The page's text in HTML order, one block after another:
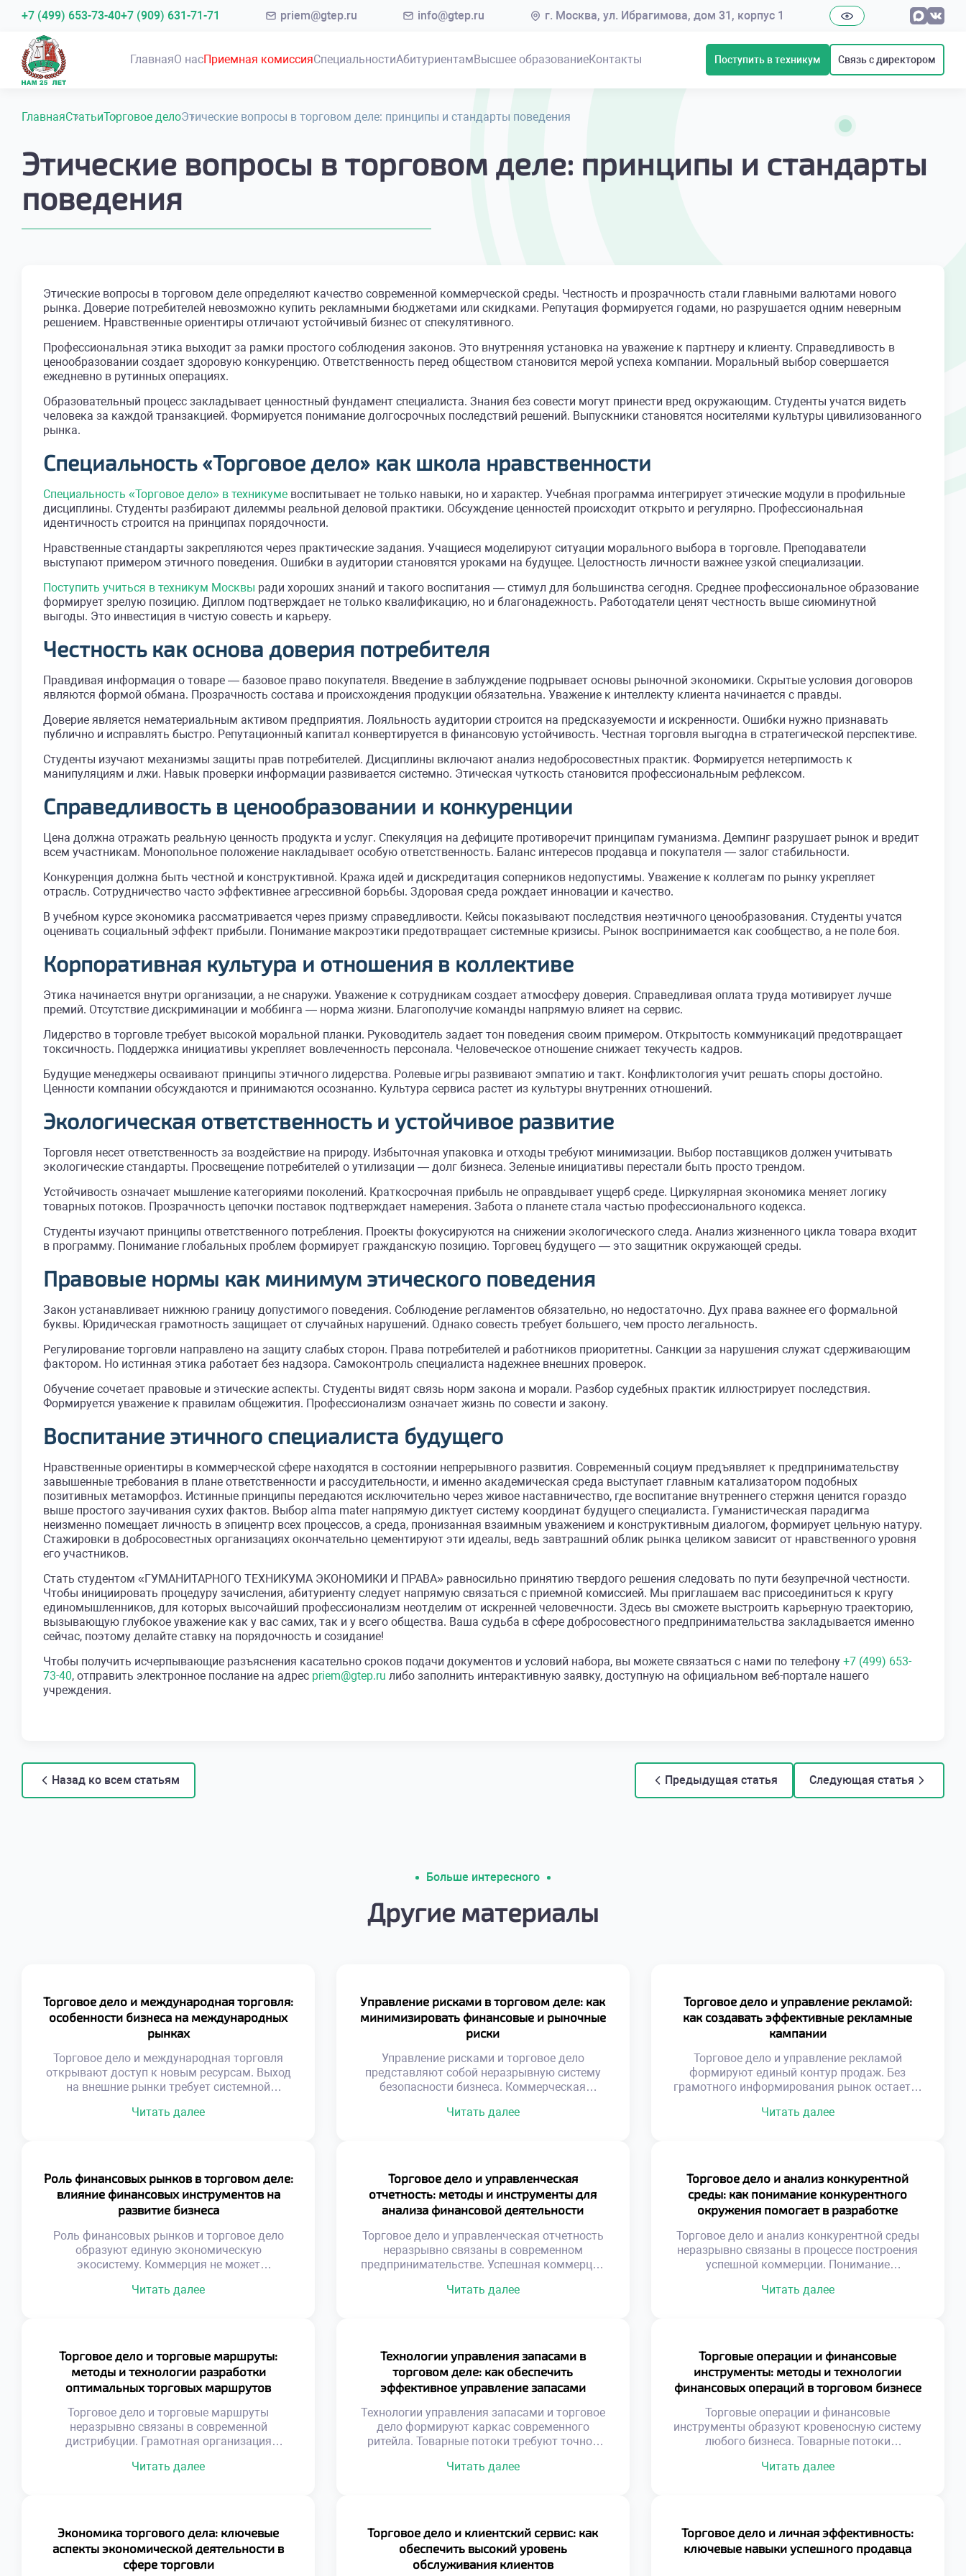
+7 (499) 653-73-40+7 (909) 631-71-71 priem@gtep.ru info@gtep.ru г. Москва, ул. Ибрагимова, дом 31, корпус 1
ГлавнаяО насПриемная комиссияСпециальностиАбитуриентам Высшее образованиеКонтакты Поступить в техникум Связь с директором
ГлавнаяСтатьиТорговое делоЭтические вопросы в торговом деле: принципы и стандарты поведения
Этические вопросы в торговом деле: принципы и стандарты
поведения
Этические вопросы в торговом деле определяют качество современной коммерческой среды. Честность и прозрачность стали главными валютами нового
рынка. Доверие потребителей невозможно купить рекламными бюджетами или скидками. Репутация формируется годами, но разрушается одним неверным
решением. Нравственные ориентиры отличают устойчивый бизнес от спекулятивного.
Профессиональная этика выходит за рамки простого соблюдения законов. Это внутренняя установка на уважение к партнеру и клиенту. Справедливость в
ценообразовании создает здоровую конкуренцию. Ответственность перед обществом становится мерой успеха компании. Моральный выбор совершается
ежедневно в рутинных операциях.
Образовательный процесс закладывает ценностный фундамент специалиста. Знания без совести могут принести вред окружающим. Студенты учатся видеть
человека за каждой транзакцией. Формируется понимание долгосрочных последствий решений. Выпускники становятся носителями культуры цивилизованного
рынка.
Специальность «Торговое дело» как школа нравственности
Специальность «Торговое дело» в техникуме воспитывает не только навыки, но и характер. Учебная программа интегрирует этические модули в профильные
дисциплины. Студенты разбирают дилеммы реальной деловой практики. Обсуждение ценностей происходит открыто и регулярно. Профессиональная
идентичность строится на принципах порядочности.
Нравственные стандарты закрепляются через практические задания. Учащиеся моделируют ситуации морального выбора в торговле. Преподаватели
выступают примером этичного поведения. Ошибки в аудитории становятся уроками на будущее. Целостность личности важнее узкой специализации.
Поступить учиться в техникум Москвы ради хороших знаний и такого воспитания — стимул для большинства сегодня. Среднее профессиональное образование
формирует зрелую позицию. Диплом подтверждает не только квалификацию, но и благонадежность. Работодатели ценят честность выше сиюминутной
выгоды. Это инвестиция в чистую совесть и карьеру.
Честность как основа доверия потребителя
Правдивая информация о товаре — базовое право покупателя. Введение в заблуждение подрывает основы рыночной экономики. Скрытые условия договоров
являются формой обмана. Прозрачность состава и происхождения продукции обязательна. Уважение к интеллекту клиента начинается с правды.
Доверие является нематериальным активом предприятия. Лояльность аудитории строится на предсказуемости и искренности. Ошибки нужно признавать
публично и исправлять быстро. Репутационный капитал конвертируется в финансовую устойчивость. Честная торговля выгодна в стратегической перспективе.
Студенты изучают механизмы защиты прав потребителей. Дисциплины включают анализ недобросовестных практик. Формируется нетерпимость к
манипуляциям и лжи. Навык проверки информации развивается системно. Этическая чуткость становится профессиональным рефлексом.
Справедливость в ценообразовании и конкуренции
Цена должна отражать реальную ценность продукта и услуг. Спекуляция на дефиците противоречит принципам гуманизма. Демпинг разрушает рынок и вредит
всем участникам. Монопольное положение накладывает особую ответственность. Баланс интересов продавца и покупателя — залог стабильности.
Конкуренция должна быть честной и конструктивной. Кража идей и дискредитация соперников недопустимы. Уважение к коллегам по рынку укрепляет
отрасль. Сотрудничество часто эффективнее агрессивной борьбы. Здоровая среда рождает инновации и качество.
В учебном курсе экономика рассматривается через призму справедливости. Кейсы показывают последствия неэтичного ценообразования. Студенты учатся
оценивать социальный эффект прибыли. Понимание макроэтики предотвращает системные кризисы. Рынок воспринимается как сообщество, а не поле боя.
Корпоративная культура и отношения в коллективе
Этика начинается внутри организации, а не снаружи. Уважение к сотрудникам создает атмосферу доверия. Справедливая оплата труда мотивирует лучше
премий. Отсутствие дискриминации и моббинга — норма жизни. Благополучие команды напрямую влияет на сервис.
Лидерство в торговле требует высокой моральной планки. Руководитель задает тон поведения своим примером. Открытость коммуникаций предотвращает
токсичность. Поддержка инициативы укрепляет вовлеченность персонала. Человеческое отношение снижает текучесть кадров.
Будущие менеджеры осваивают принципы этичного лидерства. Ролевые игры развивают эмпатию и такт. Конфликтология учит решать споры достойно.
Ценности компании обсуждаются и принимаются осознанно. Культура сервиса растет из культуры внутренних отношений.
Экологическая ответственность и устойчивое развитие
Торговля несет ответственность за воздействие на природу. Избыточная упаковка и отходы требуют минимизации. Выбор поставщиков должен учитывать
экологические стандарты. Просвещение потребителей о утилизации — долг бизнеса. Зеленые инициативы перестали быть просто трендом.
Устойчивость означает мышление категориями поколений. Краткосрочная прибыль не оправдывает ущерб среде. Циркулярная экономика меняет логику
товарных потоков. Прозрачность цепочки поставок подтверждает намерения. Забота о планете стала частью профессионального кодекса.
Студенты изучают принципы ответственного потребления. Проекты фокусируются на снижении экологического следа. Анализ жизненного цикла товара входит
в программу. Понимание глобальных проблем формирует гражданскую позицию. Торговец будущего — это защитник окружающей среды.
Правовые нормы как минимум этического поведения
Закон устанавливает нижнюю границу допустимого поведения. Соблюдение регламентов обязательно, но недостаточно. Дух права важнее его формальной
буквы. Юридическая грамотность защищает от случайных нарушений. Однако совесть требует большего, чем просто легальность.
Регулирование торговли направлено на защиту слабых сторон. Права потребителей и работников приоритетны. Санкции за нарушения служат сдерживающим
фактором. Но истинная этика работает без надзора. Самоконтроль специалиста надежнее внешних проверок.
Обучение сочетает правовые и этические аспекты. Студенты видят связь норм закона и морали. Разбор судебных практик иллюстрирует последствия.
Формируется уважение к правилам общежития. Профессионализм означает жизнь по совести и закону.
Воспитание этичного специалиста будущего
Нравственные ориентиры в коммерческой сфере находятся в состоянии непрерывного развития. Современный социум предъявляет к предпринимательству
завышенные требования в плане ответственности и рассудительности, и именно академическая среда выступает главным катализатором подобных
позитивных метаморфоз. Истинные принципы передаются исключительно через живое наставничество, где воспитание внутреннего стержня ценится гораздо
выше простого заучивания сухих фактов. Выбор alma mater напрямую диктует систему координат будущего специалиста. Гуманистическая парадигма
неизменно помещает личность в эпицентр всех процессов, а среда, пронизанная взаимным уважением и конструктивным диалогом, формирует цельную натуру.
Стажировки в добросовестных организациях окончательно цементируют эти идеалы, ведь завтрашний облик рынка целиком зависит от нравственного уровня
его участников.
Стать студентом «ГУМАНИТАРНОГО ТЕХНИКУМА ЭКОНОМИКИ И ПРАВА» равносильно принятию твердого решения следовать по пути безупречной честности.
Чтобы инициировать процедуру зачисления, абитуриенту следует напрямую связаться с приемной комиссией. Мы приглашаем вас присоединиться к кругу
единомышленников, для которых высочайший профессионализм неотделим от искренней человечности. Здесь вы сможете выстроить карьерную траекторию,
вызывающую глубокое уважение как у вас самих, так и у всего общества. Ваша судьба в сфере добросовестного предпринимательства закладывается именно
сейчас, поэтому делайте ставку на порядочность и созидание!
Чтобы получить исчерпывающие разъяснения касательно сроков подачи документов и условий набора, вы можете связаться с нами по телефону +7 (499) 653-
73-40, отправить электронное послание на адрес priem@gtep.ru либо заполнить интерактивную заявку, доступную на официальном веб-портале нашего
учреждения.
Назад ко всем статьям Предыдущая статья Следующая статья
Больше интересного
Другие материалы
Торговое дело и международная торговля:
особенности бизнеса на международных
рынках
Торговое дело и международная торговля
открывают доступ к новым ресурсам. Выход
на внешние рынки требует системной
перестают быть барьером для обмена.
различия влияют на восприятие товаров. То,
что популярно дома, может не сработать за
рубежом. Понимание менталитета
иностранного […]
Читать далее
Управление рисками в торговом деле: как
минимизировать финансовые и рыночные
риски
Управление рисками и торговое дело
представляют собой неразрывную систему
безопасности бизнеса. Коммерческая
неопределенностью внешних факторов.
Системный подход защищает активы
предприятия надежно. Риски делятся на
финансовые рыночные и операционные.
Каждый тип требует уникальных методов
нейтрализации. Безопасность торговли
строится на […]
Читать далее
Торговое дело и управление рекламой:
как создавать эффективные рекламные
кампании
Торговое дело и управление рекламой
формируют единый контур продаж. Без
грамотного информирования рынок остается
потребностью аудитории. Рекламный
шуме. Эффективность кампании измеряется
конкретными показателями. Творчество
подчиняется коммерческим целям бизнеса.
Эмоциональный резонанс усиливает
рациональные аргументы. Целостность
образа важнее отдельных креативов. Успех
приходит […]
Читать далее
Роль финансовых рынков в торговом деле:
влияние финансовых инструментов на
развитие бизнеса
Роль финансовых рынков и торговое дело
образуют единую экономическую
экосистему. Коммерция не может
Денежные потоки питают товарные операции
деятельности. Инвестиции позволяют
расширять ассортимент и географию.
Хеджирование защищает маржу от внешних
шоков. Понимание рынка капитала отличает
предпринимателя от […]
Читать далее
Торговое дело и управленческая
отчетность: методы и инструменты для
анализа финансовой деятельности
Торговое дело и управленческая отчетность
неразрывно связаны в современном
предпринимательстве. Успешная коммерция
принятия решений. Интуитивное управление
данных невозможно планировать развитие
эффективно. Отчетность трансформирует
хаос операций в структурированную систему.
Менеджеры получают ясную картину
происходящих процессов. Цифры становятся
языком общения […]
Читать далее
Торговое дело и анализ конкурентной
среды: как понимание конкурентного
окружения помогает в разработке
Торговое дело и анализ конкурентной среды
неразрывно связаны в процессе построения
успешной коммерции. Понимание
избегать фатальных ошибок при
окружение представляет собой динамичную
систему взаимосвязанных участников
обмена. Появление новых игроков или
технологий мгновенно меняет правила
ведения торговли. Адаптивность к внешним
[…]
Читать далее
Торговое дело и торговые маршруты:
методы и технологии разработки
оптимальных торговых маршрутов
Торговое дело и торговые маршруты
неразрывно связаны в современной
дистрибуции. Грамотная организация
бизнеса. Оптимизация путей снижает
уничтожают маржинальность продаж.
Геопозиционирование изменило принципы
планирования перевозок. Спутниковые
данные позволяют видеть ситуацию
Читать далее
Технологии управления запасами в
торговом деле: как обеспечить
эффективное управление запасами
Технологии управления запасами и торговое
дело формируют каркас современного
ритейла. Товарные потоки требуют точной
продукции замораживает оборотный капитал
целью. Автоматизация процессов исключает
человеческие ошибки учета.
Информационные системы синхронизируют
спрос с предложением. Эффективность
Читать далее
Торговые операции и финансовые
инструменты: методы и технологии
финансовых операций в торговом бизнесе
Торговые операции и финансовые
инструменты образуют кровеносную систему
любого бизнеса. Товарные потоки
средств. Без грамотного финансового
Современные технологии трансформируют
привычные методы оплаты товаров.
Управление ликвидностью становится
Читать далее
Экономика торгового дела: ключевые
аспекты экономической деятельности в
сфере торговли
Торговое дело и клиентский сервис: как
обеспечить высокий уровень
обслуживания клиентов
Торговое дело и личная эффективность:
ключевые навыки успешного продавца